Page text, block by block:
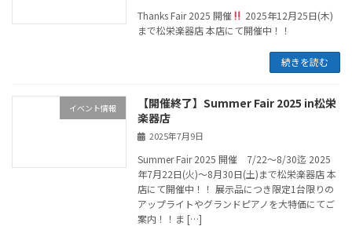
Thanks Fair 2025 開催
2025年12月25日(木)
まで松栄楽器店 本店にて開催中！！
続きを読む
イベント情報
【開催終了】Summer Fair 2025 in松栄
楽器店
2025年7月9日
Summer Fair 2025 開催 7/22～8/30迄 2025
年7月22日(火)〜8月30日(土)まで松栄楽器店 本
店にて開催中！！ 展示品につき限定1台限りの
アップライトやグランドピアノを大特価にてご
案内！！ま […]